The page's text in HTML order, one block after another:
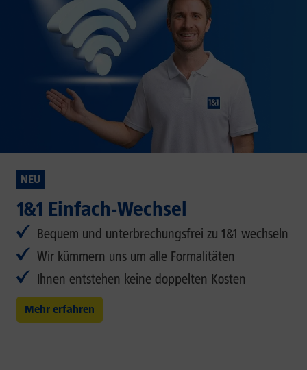
NEU
1&1 Einfach-Wechsel
Bequem und unterbrechungsfrei zu 1&1 wechseln
Wir kümmern uns um alle Formalitäten
Ihnen entstehen keine doppelten Kosten
Mehr erfahren